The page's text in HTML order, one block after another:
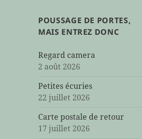
POUSSAGE DE PORTES,
MAIS ENTREZ DONC
Regard camera
2 août 2026
Petites écuries
22 juillet 2026
Carte postale de retour
17 juillet 2026